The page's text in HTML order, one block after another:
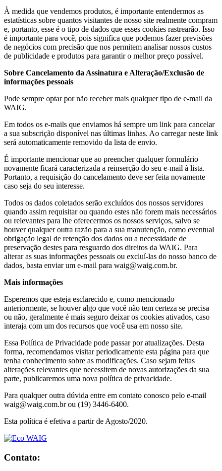
À medida que vendemos produtos, é importante entendermos as
estatísticas sobre quantos visitantes de nosso site realmente compram
e, portanto, esse é o tipo de dados que esses cookies rastrearão. Isso
é importante para você, pois significa que podemos fazer previsões
de negócios com precisão que nos permitem analisar nossos custos
de publicidade e produtos para garantir o melhor preço possível.
Sobre Cancelamento da Assinatura e Alteração/Exclusão de
informações pessoais
Pode sempre optar por não receber mais qualquer tipo de e-mail da
WAIG.
Em todos os e-mails que enviamos há sempre um link para cancelar
a sua subscrição disponível nas últimas linhas. Ao carregar neste link
será automaticamente removido da lista de envio.
É importante mencionar que ao preencher qualquer formulário
novamente ficará caracterizada a reinserção do seu e-mail à lista.
Portanto, a requisição do cancelamento deve ser feita novamente
caso seja do seu interesse.
Todos os dados coletados serão excluídos dos nossos servidores
quando assim requisitar ou quando estes não forem mais necessários
ou relevantes para lhe oferecermos os nossos serviços, salvo se
houver qualquer outra razão para a sua manutenção, como eventual
obrigação legal de retenção dos dados ou a necessidade de
preservação destes para resguardo dos direitos da WAIG. Para
alterar as suas informações pessoais ou excluí-las do nosso banco de
dados, basta enviar um e-mail para waig@waig.com.br.
Mais informações
Esperemos que esteja esclarecido e, como mencionado
anteriormente, se houver algo que você não tem certeza se precisa
ou não, geralmente é mais seguro deixar os cookies ativados, caso
interaja com um dos recursos que você usa em nosso site.
Essa Política de Privacidade pode passar por atualizações. Desta
forma, recomendamos visitar periodicamente esta página para que
tenha conhecimento sobre as modificações. Caso sejam feitas
alterações relevantes que necessitem de novas autorizações da sua
parte, publicaremos uma nova política de privacidade.
Para qualquer outra dúvida entre em contato conosco pelo e-mail
waig@waig.com.br ou (19) 3446-6400.
Esta política é efetiva a partir de Agosto/2020.
Contato: